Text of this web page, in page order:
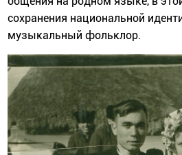
сохранения национальной
музыкальный фольклор.